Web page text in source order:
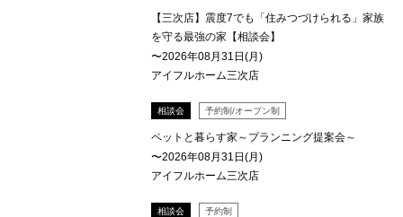
【三次店】震度7でも「住みつづけられる」家族
を守る最強の家【相談会】
〜2026年08月31日(月)
アイフルホーム三次店
相談会 予約制/オープン制
ペットと暮らす家～プランニング提案会～
〜2026年08月31日(月)
アイフルホーム三次店
相談会 予約制